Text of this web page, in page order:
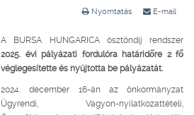
Nyomtatás E-mail
A BURSA HUNGARICA ösztöndíj rendszer
2025. évi pályázati fordulóra határidőre 2 fő
véglegesítette és nyújtotta be pályázatát.
2024. december 16-án az önkormányzat
Ügyrendi, Vagyon-nyilatkozattételi,